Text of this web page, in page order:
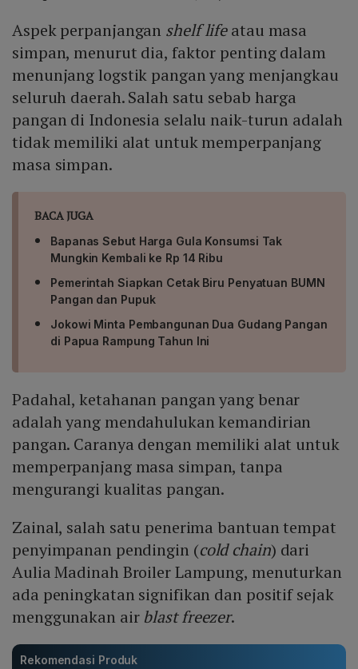
Aspek perpanjangan shelf lifeatau masa
simpan, menurut dia, faktor penting dalam
menunjang logstik pangan yang menjangkau
seluruh daerah. Salah satu sebab harga
pangan di Indonesia selalu naik-turun adalah
tidak memiliki alat untuk memperpanjang
masa simpan.
BACA JUGA
Bapanas Sebut Harga Gula Konsumsi Tak
Mungkin Kembali ke Rp 14 Ribu
Pemerintah Siapkan Cetak Biru Penyatuan BUMN
Pangan dan Pupuk
Jokowi Minta Pembangunan Dua Gudang Pangan
di Papua Rampung Tahun Ini
Padahal, ketahanan pangan yang benar
adalah yang mendahulukan kemandirian
pangan. Caranya dengan memiliki alat untuk
memperpanjang masa simpan, tanpa
mengurangi kualitas pangan.
Zainal, salah satu penerima bantuan tempat
penyimpanan pendingin (cold chain) dari
Aulia Madinah Broiler Lampung, menuturkan
ada peningkatan signifikan dan positif sejak
menggunakan air blast freezer.
Rekomendasi Produk